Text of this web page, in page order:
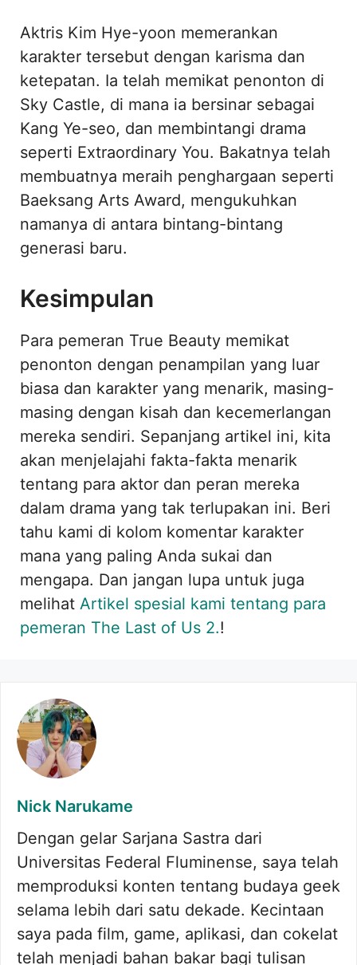
Aktris Kim Hye-yoon memerankan
karakter tersebut dengan karisma dan
ketepatan. Ia telah memikat penonton di
Sky Castle, di mana ia bersinar sebagai
Kang Ye-seo, dan membintangi drama
seperti Extraordinary You. Bakatnya telah
membuatnya meraih penghargaan seperti
Baeksang Arts Award, mengukuhkan
namanya di antara bintang-bintang
generasi baru.
Kesimpulan
Para pemeran True Beauty memikat
penonton dengan penampilan yang luar
biasa dan karakter yang menarik, masing-
masing dengan kisah dan kecemerlangan
mereka sendiri. Sepanjang artikel ini, kita
akan menjelajahi fakta-fakta menarik
tentang para aktor dan peran mereka
dalam drama yang tak terlupakan ini. Beri
tahu kami di kolom komentar karakter
mana yang paling Anda sukai dan
mengapa. Dan jangan lupa untuk juga
melihat Artikel spesial kami tentang para
pemeran The Last of Us 2.!
Nick Narukame
Dengan gelar Sarjana Sastra dari
Universitas Federal Fluminense, saya telah
memproduksi konten tentang budaya geek
selama lebih dari satu dekade. Kecintaan
saya pada film, game, aplikasi, dan cokelat
telah menjadi bahan bakar bagi tulisan